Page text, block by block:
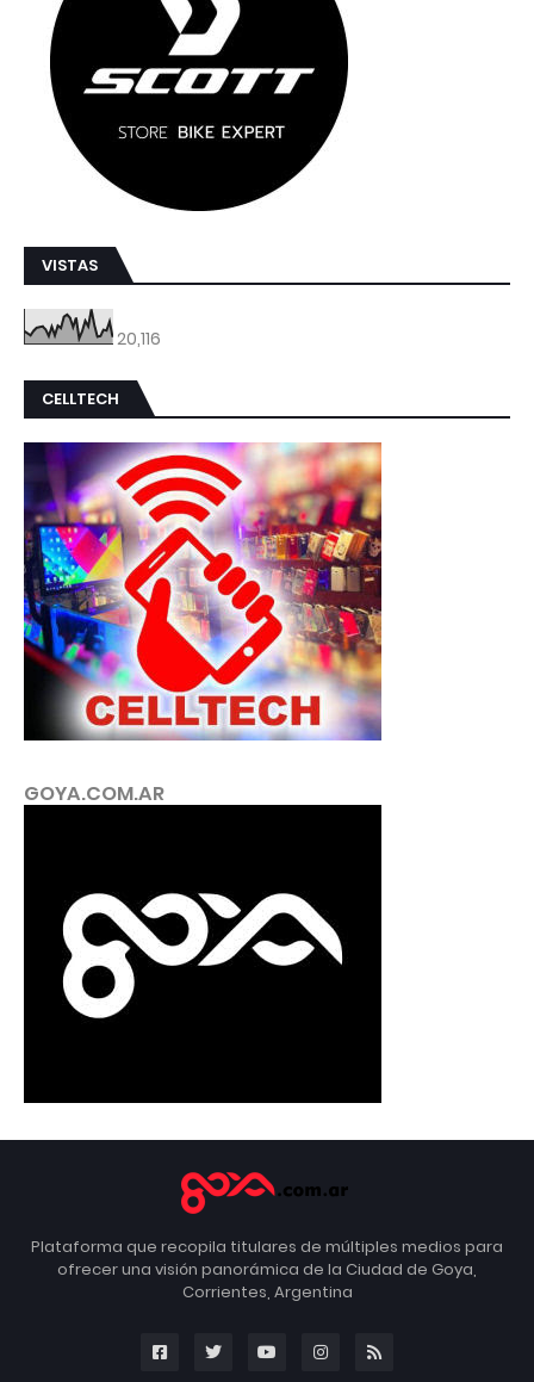
VISTAS
20,116
CELLTECH
GOYA.COM.AR
Plataforma que recopila titulares de múltiples medios para
ofrecer una visión panorámica de la Ciudad de Goya,
Corrientes, Argentina